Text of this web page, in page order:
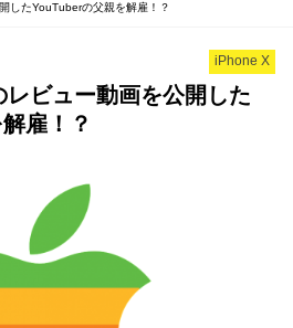
したYouTuberの父親を解雇！？
iPhone X
ビュー動画を公開した
雇！？